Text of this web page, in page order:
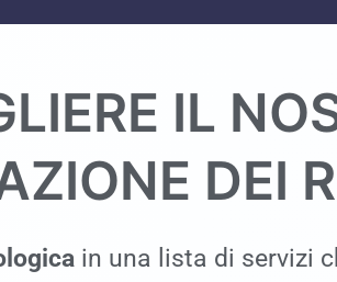
IL
DEI
in una lista di servizi